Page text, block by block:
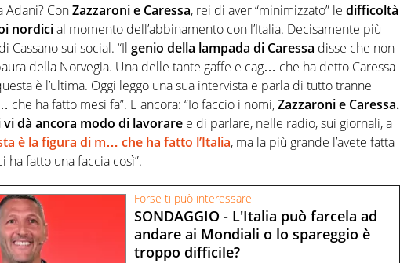
Adani? ConZazzaroni e Caressa, rei di aver “minimizzato” le difficoltà
nordicial momento dell’abbinamento con l’Italia. Decisamente più
Cassano sui social. “Il genio della lampada di Caressa disse che non
della Norvegia. Una delle tante gaffe e cag… che ha detto Caressa
è l’ultima. Oggi leggo una sua intervista e parla di tutto tranne
ha fatto mesi fa”. E ancora: “Io faccio i nomi,Zazzaroni e Caressa.
vi dà ancora modo di lavorare e di parlare, nelle radio, sui giornali, a
è la figura di m… che ha fatto l’Italia, ma la più grande l’avete fatta
ha fatto una faccia così”.
Forse ti può interessare
SONDAGGIO - L'Italia può farcela ad
andare ai Mondiali o lo spareggio è
troppo difficile?